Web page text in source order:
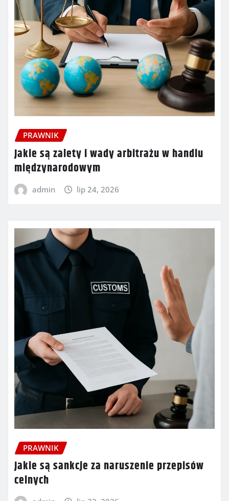
PRAWNIK
Jakie są zalety i wady arbitrażu w handlu
międzynarodowym
admin lip 24, 2026
PRAWNIK
Jakie są sankcje za naruszenie przepisów
celnych